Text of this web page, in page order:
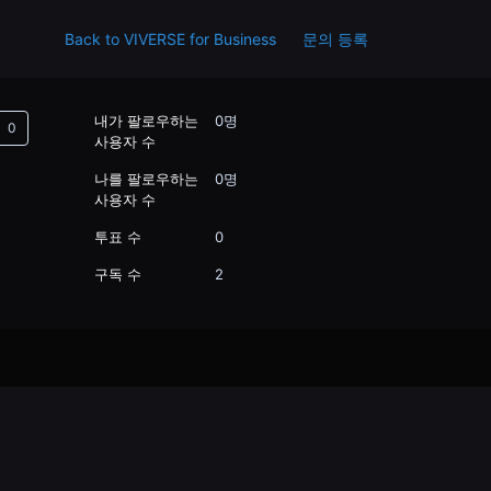
Back to VIVERSE for Business 문의 등록
아직 아무도 팔로우하지 않음
내가 팔로우하는
사용자 수
0명
나를 팔로우하는
사용자 수
0명
투표 수 0
구독 수 2